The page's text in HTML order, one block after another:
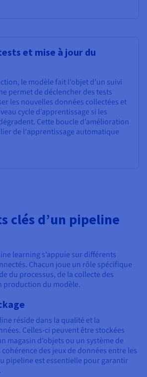
et mise à jour du
le modèle fait l’objet d’un suivi
permet de déclencher des tests
les nouvelles données collectées et
cycle d’apprentissage si les
Cette boucle d’amélioration
de l'apprentissage automatique
clés d’un pipeline
learning s’appuie sur différents
Chacun joue un rôle spécifique
du processus, de la collecte des
production du modèle.
réside dans la qualité et la
Celles-ci peuvent être stockées
magasin d’objets ou un système de
des jeux de données entre les
pipeline est essentielle pour garantir